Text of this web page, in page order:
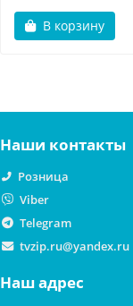
В корзину
Наши контакты
Розница
Viber
Telegram
tvzip.ru@yandex.ru
Наш адрес